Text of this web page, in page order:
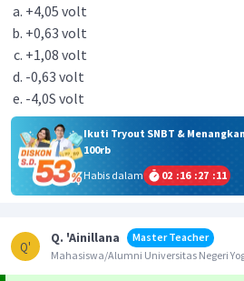
+4,05 volt
+0,63 volt
+1,08 volt
-0,63 volt
-4,0S volt
Ikuti Tryout SNBT &
100rb
Habis dalam
02 :16 :27 :11
Q'
Q. 'Ainillana
Master Teacher
Mahasiswa/Alumni Universitas Negeri